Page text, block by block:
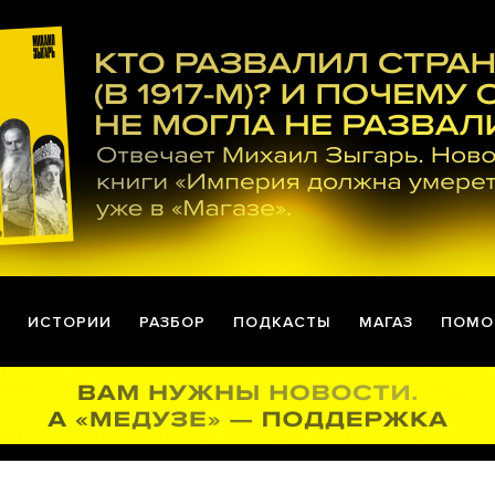
ИСТОРИИ РАЗБОР ПОДКАСТЫ МАГАЗ